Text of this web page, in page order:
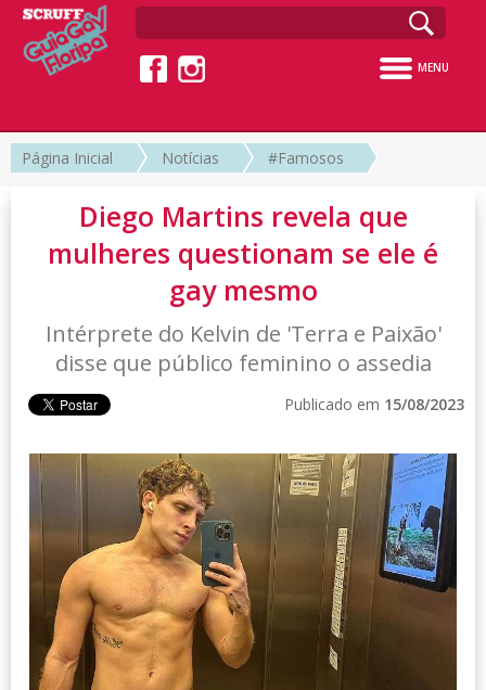
MENU
Página Inicial Notícias #Famosos
Diego Martins revela que
mulheres questionam se ele é
gay mesmo
Intérprete do Kelvin de 'Terra e Paixão'
disse que público feminino o assedia
Publicado em 15/08/2023